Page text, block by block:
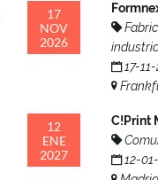
17
NOV
2026
17-
12
ENE
2027
C!Print
12-